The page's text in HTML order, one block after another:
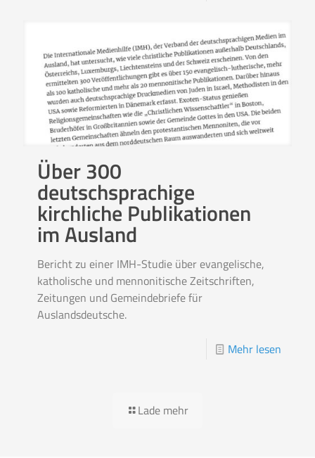
Über 300
deutschsprachige
kirchliche Publikationen
im Ausland
Bericht zu einer IMH-Studie über evangelische,
katholische und mennonitische Zeitschriften,
Zeitungen und Gemeindebriefe für
Auslandsdeutsche.
Mehr lesen
Lade mehr